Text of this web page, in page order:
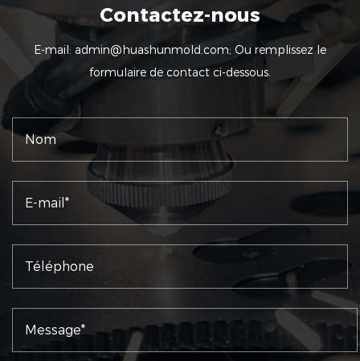
Contactez-nous
E-mail: admin@huashunmold.com; Ou remplissez le
formulaire de contact ci-dessous.